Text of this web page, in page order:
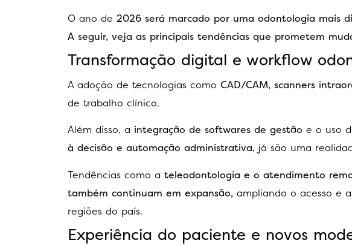
O ano de 2026 será marcado por uma odontologia mais
A seguir, veja as principais tendências que prometem
Transformação digital e workflow
A adoção de tecnologias como CAD/CAM, scanners
de trabalho clínico.
Além disso, a integração de softwares de gestão e o uso
à decisão e automação administrativa, já são uma
Tendências como a teleodontologia e o atendimento
também continuam em expansão, ampliando o acesso e
regiões do país.
Experiência do paciente e novos